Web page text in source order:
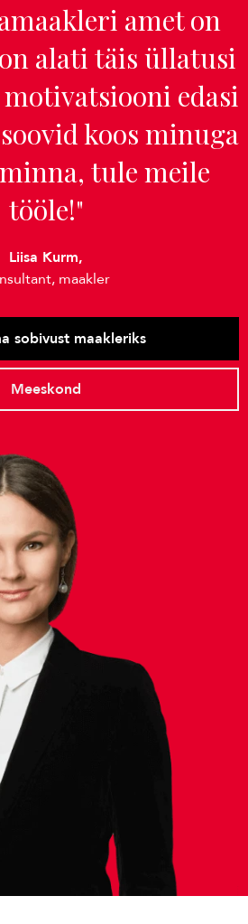
amet on
alati täis üllatusi
motivatsiooni edasi
koos minuga
tule meile
tööle!"
Liisa Kurm,
maakler
sobivust maakleriks
Meeskond